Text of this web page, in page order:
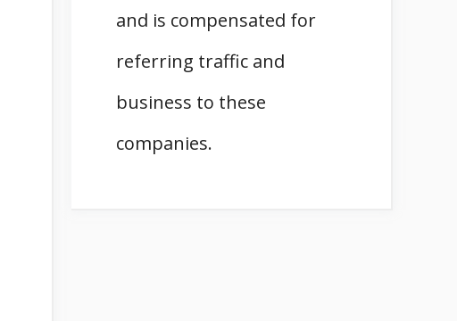
and is compensated for
referring traffic and
business to these
companies.